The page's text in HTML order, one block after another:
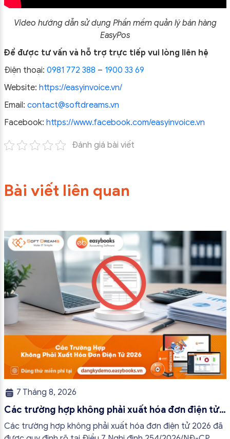
Video hướng dẫn sử dụng Phần mềm quản lý bán hàng
EasyPos
Để được tư vấn và hỗ trợ trực tiếp vui lòng liên hệ
Điện thoại: 0981 772 388 – 1900 33 69
Website: https://easyinvoice.vn/
Email: contact@softdreams.vn
Facebook: https://www.facebook.com/easyinvoice.vn
Đánh giá bài viết
Bài viết liên quan
7 Tháng 8, 2026
Các trường hợp không phải xuất hóa đơn điện tử
2026
Các trường hợp không phải xuất hóa đơn điện tử 2026 đã